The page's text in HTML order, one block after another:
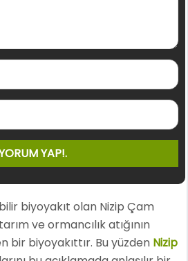
biyoyakıt olan Nizip Çam
ve ormancılık atığının
bir biyoyakıttır. Bu yüzden Nizip